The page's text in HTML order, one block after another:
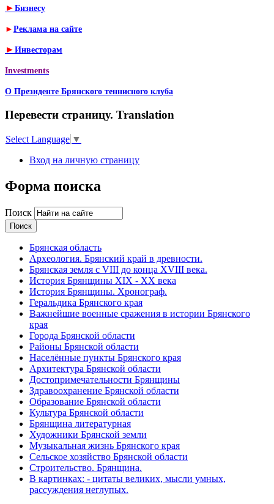
► Бизнесу
► Реклама на сайте
► Инвесторам
Investments
О Президенте Брянского теннисного клуба
Перевести страницу. Translation
Select Language ▼
Вход на личную страницу
Форма поиска
Поиск
Брянская область
Археология. Брянский край в древности.
Брянская земля с VIII до конца XVIII века.
История Брянщины XIX - XX века
История Брянщины. Хронограф.
Геральдика Брянского края
Важнейшие военные сражения в истории Брянского
края
Города Брянской области
Районы Брянской области
Населённые пункты Брянского края
Архитектура Брянской области
Достопримечательности Брянщины
Здравоохранение Брянской области
Образование Брянской области
Культура Брянской области
Брянщина литературная
Художники Брянской земли
Музыкальная жизнь Брянского края
Сельское хозяйство Брянской области
Строительство. Брянщина.
В картинках: - цитаты великих, мысли умных,
рассуждения неглупых.